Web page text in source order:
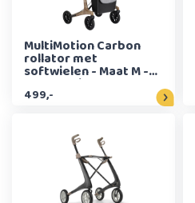
MultiMotion Carbon
rollator met
softwielen - Maat M -
Panterprint
499,-